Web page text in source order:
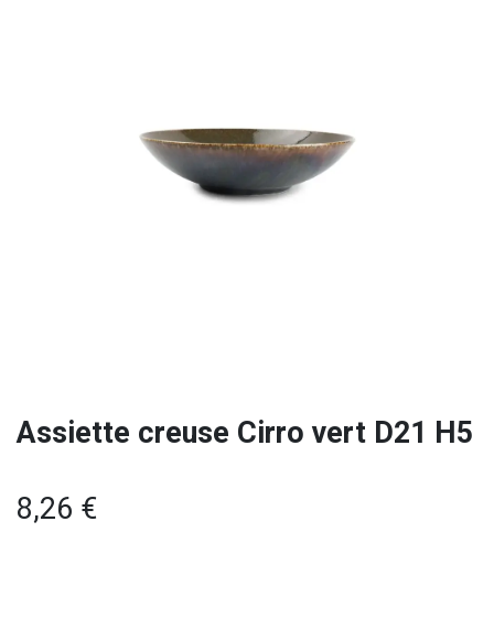
Assiette creuse Cirro vert D21 H5
8,26 €